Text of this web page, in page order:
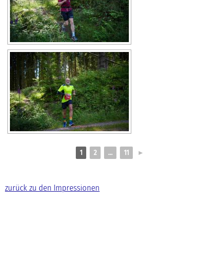
1 2 ... 11 ►
zurück zu den Impressionen